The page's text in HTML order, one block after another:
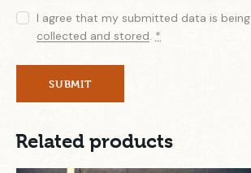
I agree that my submitted data is being
collected and stored. *
Related products